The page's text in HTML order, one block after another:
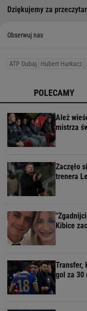
Dziękujemy za
Obserwuj nas
ATP Dubaj Hubert Hurkacz
POLECAMY
Ależ
mistrza
Zaczęło
trenera
Kibice
Transfer,
gol za 30